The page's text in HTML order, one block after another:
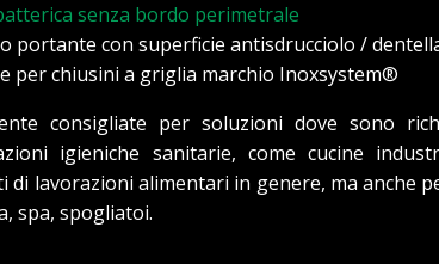
senza bordo perimetrale
portante con superficie antisdrucciolo /
per chiusini a griglia marchio Inoxsystem®
consigliate per soluzioni dove sono
igieniche sanitarie, come cucine
di lavorazioni alimentari in genere, ma anche
spa, spogliatoi.